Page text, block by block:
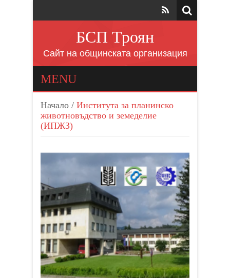
БСП Троян
Сайт на общинската организация
MENU
Начало / Института за планинско
животновъдство и земеделие
(ИПЖЗ)